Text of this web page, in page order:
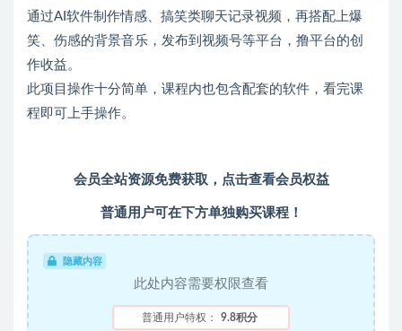
通过AI软件制作情感、搞笑类聊天记录视频，再搭配上爆
笑、伤感的背景音乐，发布到视频号等平台，撸平台的创
作收益。
此项目操作十分简单，课程内也包含配套的软件，看完课
程即可上手操作。
会员全站资源免费获取， 点击查看会员权益
普通用户可在下方单独购买课程！
隐藏内容
此处内容需要权限查看
普通用户特权： 9.8积分